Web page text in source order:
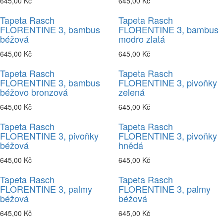
Tapeta Rasch
FLORENTINE 3, bambus
béžová
645,00 Kč
Tapeta Rasch
FLORENTINE 3, bambus
modro zlatá
645,00 Kč
Tapeta Rasch
FLORENTINE 3, bambus
béžovo bronzová
645,00 Kč
Tapeta Rasch
FLORENTINE 3, pivoňky
zelená
645,00 Kč
Tapeta Rasch
FLORENTINE 3, pivoňky
béžová
645,00 Kč
Tapeta Rasch
FLORENTINE 3, pivoňky
hnědá
645,00 Kč
Tapeta Rasch
FLORENTINE 3, palmy
béžová
645,00 Kč
Tapeta Rasch
FLORENTINE 3, palmy
béžová
645,00 Kč